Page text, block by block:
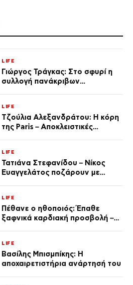
LIFE
Γιώργος Τράγκας: Στο σφυρί η
συλλογή πανάκριβων
LIFE
Τζούλια Αλεξανδράτου: Η κόρη
της Paris – Αποκλειστικές
LIFE
Τατιάνα Στεφανίδου – Νίκος
Ευαγγελάτος ποζάρουν με
LIFE
Πέθανε ο ηθοποιός: Έπαθε
ξαφνικά καρδιακή προσβολή – Η
LIFE
Βασίλης Μπισμπίκης: Η
αποχαιρετιστήρια ανάρτησή του